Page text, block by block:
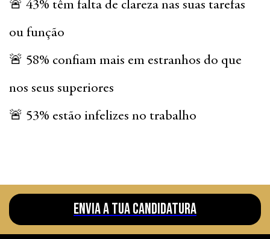
🚨 43% têm falta de clareza nas suas tarefas
ou função
🚨 58% confiam mais em estranhos do que
nos seus superiores
🚨 53% estão infelizes no trabalho
Envia a tua Candidatura